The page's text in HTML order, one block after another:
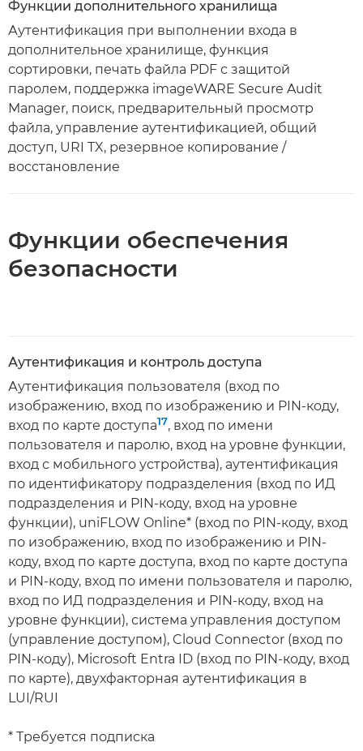
Функции дополнительного хранилища
Аутентификация при выполнении входа в
дополнительное хранилище, функция
сортировки, печать файла PDF с защитой
паролем, поддержка imageWARE Secure Audit
Manager, поиск, предварительный просмотр
файла, управление аутентификацией, общий
доступ, URI TX, резервное копирование /
восстановление
Функции обеспечения
безопасности
Аутентификация и контроль доступа
Аутентификация пользователя (вход по
изображению, вход по изображению и PIN-коду,
вход по карте доступа17, вход по имени
пользователя и паролю, вход на уровне функции,
вход с мобильного устройства), аутентификация
по идентификатору подразделения (вход по ИД
подразделения и PIN-коду, вход на уровне
функции), uniFLOW Online* (вход по PIN-коду, вход
по изображению, вход по изображению и PIN-
коду, вход по карте доступа, вход по карте доступа
и PIN-коду, вход по имени пользователя и паролю,
вход по ИД подразделения и PIN-коду, вход на
уровне функции), система управления доступом
(управление доступом), Cloud Connector (вход по
PIN-коду), Microsoft Entra ID (вход по PIN-коду, вход
по карте), двухфакторная аутентификация в
LUI/RUI
* Требуется подписка